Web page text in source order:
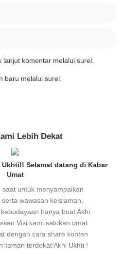
lanjut komentar melalui surel.
baru melalui surel.
Lebih Dekat
Selamat datang di Kabar
Umat
saat untuk menyampaikan
wawasan keislaman,
hanya buat Akhi
Visi kami satukan umat
dengan cara share konten
teman terdekat Akhi Ukhti !